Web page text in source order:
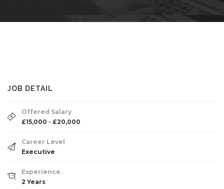
JOB DETAIL
Offered Salary
£15,000 - £20,000
Career Level
Executive
Experience
2 Years